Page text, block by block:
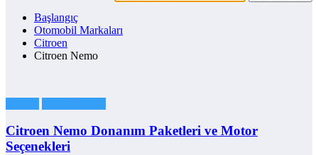
Başlangıç
Otomobil Markaları
Citroen
Citroen Nemo
Citroen Nemo Donanım Paketleri ve Motor
Seçenekleri